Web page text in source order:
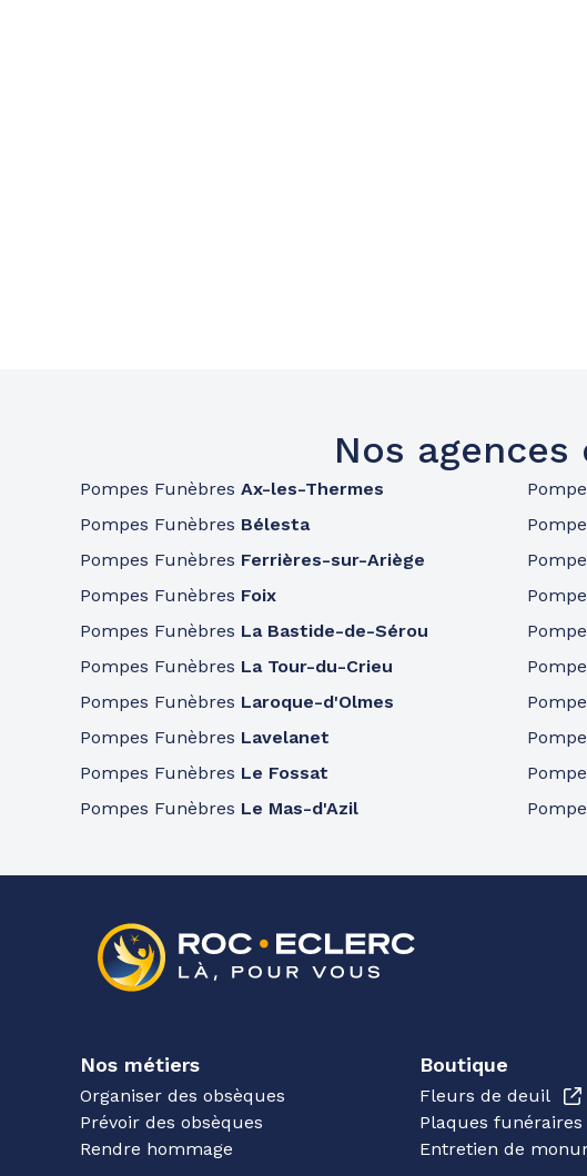
Nos
Pompes Funèbres Ax-les-Thermes
Pompes Funèbres Bélesta
Pompes Funèbres Ferrières-sur-Ariège
Pompes Funèbres Foix
Pompes Funèbres La Bastide-de-Sérou
Pompes Funèbres La Tour-du-Crieu
Pompes Funèbres Laroque-d'Olmes
Pompes Funèbres Lavelanet
Pompes Funèbres Le Fossat
Pompes Funèbres Le Mas-d'Azil
Nos métiers
Organiser des obsèques
Prévoir des obsèques
Rendre hommage
Boutique
Fleurs de deuil
Plaques funéraires
Entretien de